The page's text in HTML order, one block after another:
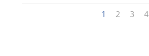
1 2 3 4